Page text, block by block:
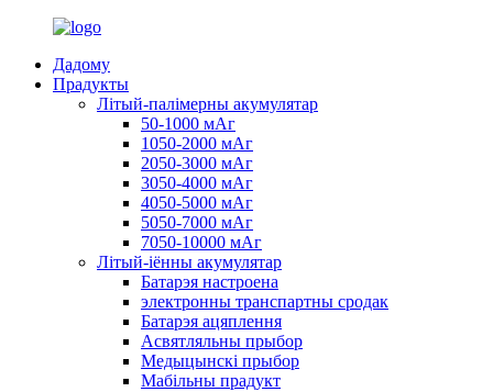
Дадому
Прадукты
Літый-палімерны акумулятар
50-1000 мАг
1050-2000 мАг
2050-3000 мАг
3050-4000 мАг
4050-5000 мАг
5050-7000 мАг
7050-10000 мАг
Літый-іённы акумулятар
Батарэя настроена
электронны транспартны сродак
Батарэя ацяплення
Асвятляльны прыбор
Медыцынскі прыбор
Мабільны прадукт